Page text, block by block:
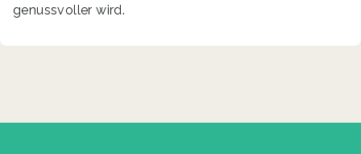
genussvoller wird.